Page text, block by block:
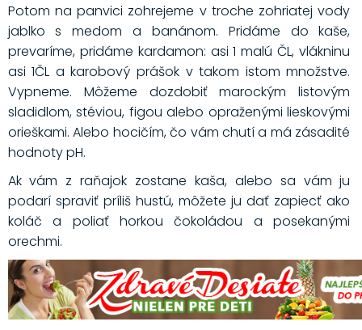
Potom na panvici zohrejeme v troche zohriatej vody
jablko s medom a banánom. Pridáme do kaše,
prevaríme, pridáme kardamon: asi 1 malú ČL, vlákninu
asi 1ČL a karobový prášok v takom istom množstve.
Vypneme. Môžeme dozdobiť marockým listovým
sladidlom, stéviou, figou alebo opraženými lieskovými
orieškami. Alebo hocičím, čo vám chutí a má zásadité
hodnoty pH.
Ak vám z raňajok zostane kaša, alebo sa vám ju
podarí spraviť príliš hustú, môžete ju dať zapiecť ako
koláč a poliať horkou čokoládou a posekanými
orechmi.